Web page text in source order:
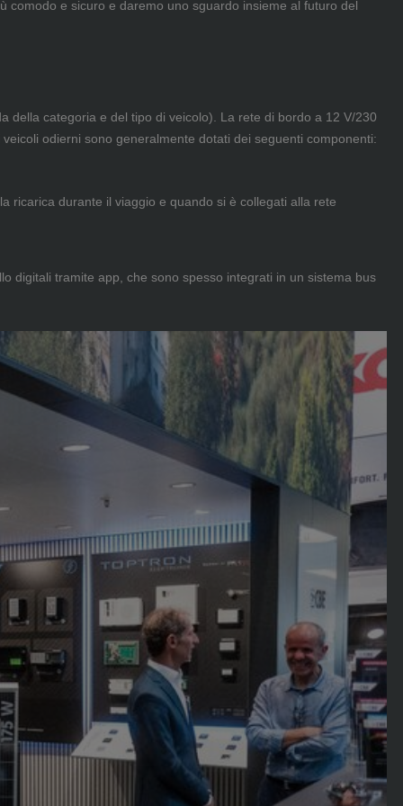
comodo e sicuro e daremo uno sguardo insieme al futuro del
della categoria e del tipo di veicolo). La rete di bordo a 12 V/230
odierni sono generalmente dotati dei seguenti componenti:
ricarica durante il viaggio e quando si è collegati alla rete
digitali tramite app, che sono spesso integrati in un sistema bus